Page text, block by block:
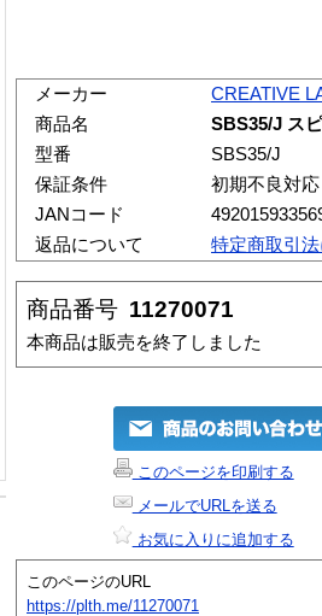
メーカー
CREATIVE
商品名
SBS35/J ス
型番
SBS35/J
保証条件
初期不良対
JANコード
返品について
特定商取引
商品番号 11270071
本商品は販売を終了しました
このページを印刷する
メールでURLを送る
お気に入りに追加する
このページのURL
https://plth.me/11270071